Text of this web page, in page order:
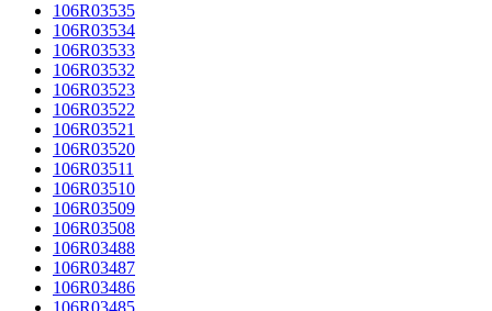
106R03535
106R03534
106R03533
106R03532
106R03523
106R03522
106R03521
106R03520
106R03511
106R03510
106R03509
106R03508
106R03488
106R03487
106R03486